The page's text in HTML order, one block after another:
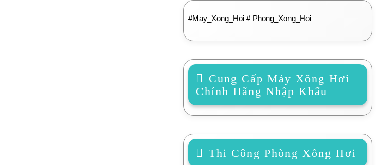
#May_Xong_Hoi # Phong_Xong_Hoi
Cung Cấp Máy Xông Hơi
Chính Hãng Nhập Khẩu
Thi Công Phòng Xông Hơi